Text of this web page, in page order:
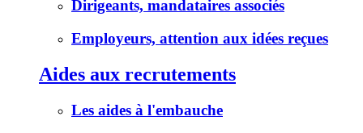
Dirigeants, mandataires associés
Employeurs, attention aux idées reçues
Aides aux recrutements
Les aides à l'embauche